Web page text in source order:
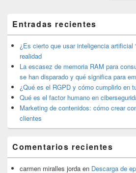
de
widget
barra
lateral
primaria
Entradas recientes
¿Es cierto que usar inteligencia artificial
realidad
La escasez de memoria RAM para
se han disparado y qué significa para
¿Qué es el RGPD y cómo cumplirlo en
Qué es el factor humano en
Marketing de contenidos: cómo crear
clientes
Comentarios recientes
carmen miralles jorda en Descarga de